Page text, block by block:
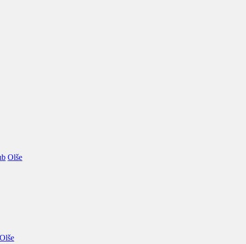
Olše
Olše